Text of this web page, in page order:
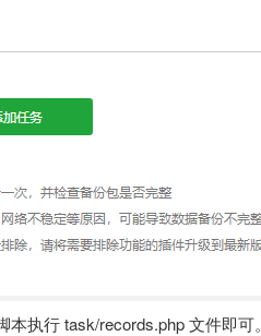
执行 task/records.php 文件即可。